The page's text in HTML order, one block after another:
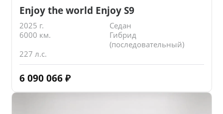
Enjoy the world Enjoy S9
2025 г.
Седан
6000 км.
Гибрид
(последовательный)
227 л.с.
6 090 066 ₽